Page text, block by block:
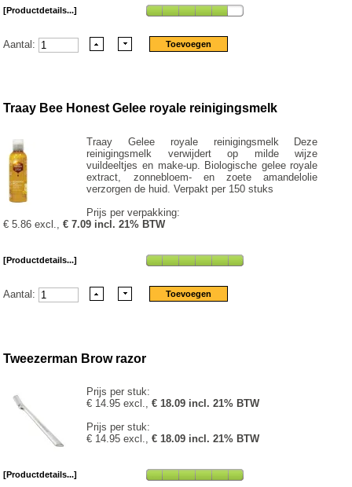
[Productdetails...]
Aantal:
Traay Bee Honest Gelee royale reinigingsmelk
Traay Gelee royale reinigingsmelk Deze
reinigingsmelk verwijdert op milde wijze
vuildeeltjes en make-up. Biologische gelee royale
extract, zonnebloem- en zoete amandelolie
verzorgen de huid. Verpakt per 150 stuks
Prijs per verpakking:
€ 5.86 excl.,€ 7.09 incl. 21% BTW
[Productdetails...]
Aantal:
Tweezerman Brow razor
Prijs per stuk:
€ 14.95 excl.,€ 18.09 incl. 21% BTW
Prijs per stuk:
€ 14.95 excl.,€ 18.09 incl. 21% BTW
[Productdetails...]